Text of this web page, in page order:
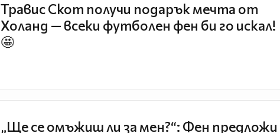
Травис Скот получи подарък мечта от
Холанд — всеки футболен фен би го искал!
🤩
„Ще се омъжиш ли за мен?“: Фен предложи